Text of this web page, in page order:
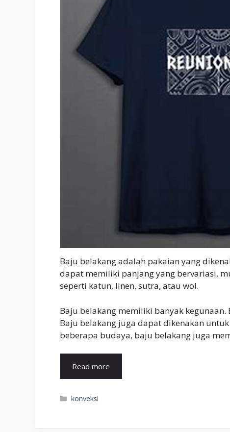
Baju belakang adalah pakaian yang
dapat memiliki panjang yang bervariasi,
seperti katun, linen, sutra, atau wol.
Baju belakang memiliki banyak
Baju belakang juga dapat dikenakan
beberapa budaya, baju belakang juga
Read more
Kategori
konveksi